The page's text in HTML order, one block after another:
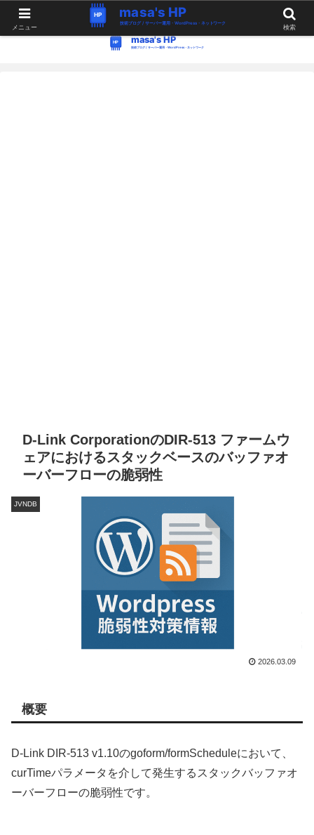
WordPress・Linux関連の情報。つぶやき。
D-Link CorporationのDIR-513 ファームウ
ェアにおけるスタックベースのバッファオ
ーバーフローの脆弱性
JVNDB
2026.03.09
概要
D-Link DIR-513 v1.10のgoform/formScheduleにおいて、
curTimeパラメータを介して発生するスタックバッファオ
ーバーフローの脆弱性です。
メニュー 検索